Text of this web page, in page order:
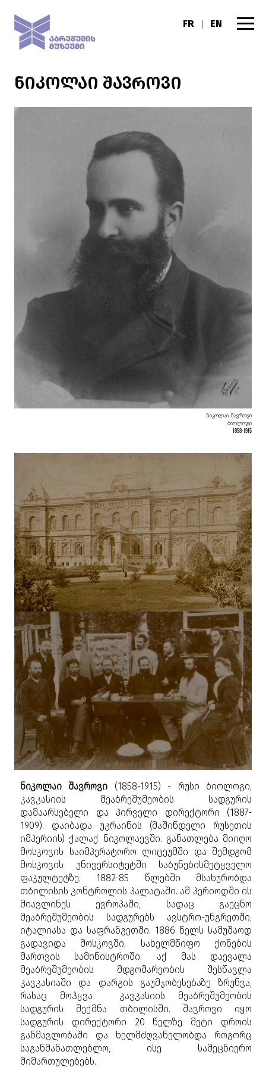
FR | EN
ᲜᲘᲙᲝᲚᲐᲘ ᲨᲐᲕᲠᲝᲕᲘ
ნიკოლაი შავროვი
ბიოლოგი
1858-1915
ნიკოლაი შავროვი (1858-1915) - რუსი ბიოლოგი,
კავკასიის მეაბრეშუმეობის სადგურის
დამაარსებელი და პირველი დირექტორი (1887-
1909). დაიბადა უკრაინის (მაშინდელი რუსეთის
იმპერიის) ქალაქ ნიკოლაევში. განათლება მიიღო
მოსკოვის საიმპერატორო ლიცეუმში და შემდგომ
მოსკოვის უნივერსიტეტში საბუნებისმეტყველო
ფაკულტეტზე. 1882-85 წლებში მსახურობდა
თბილისის კონტროლის პალატაში. ამ პერიოდში ის
მიავლინეს ევროპაში, სადაც გაეცნო
მეაბრეშუმეობის სადგურებს ავსტრო-უნგრეთში,
იტალიასა და საფრანგეთში. 1886 წელს სამუშაოდ
გადავიდა მოსკოვში, სახელმწიფო ქონების
მართვის სამინისტროში. აქ მას დაევალა
მეაბრეშუმეობის მდგომარეობის შესწავლა
კავკასიაში და დარგის გაუმჯობესებაზე ზრუნვა,
რასაც მოჰყვა კავკასიის მეაბრეშუმეობის
სადგურის შექმნა თბილისში. შავროვი იყო
სადგურის დირექტორი 20 წელზე მეტი დროის
განმავლობაში და ხელმძღვანელობდა როგორც
საგანმანათლებლო, ისე სამეცნიერო
მიმართულებებს.